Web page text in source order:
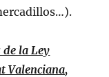
la Ley
Valenciana,